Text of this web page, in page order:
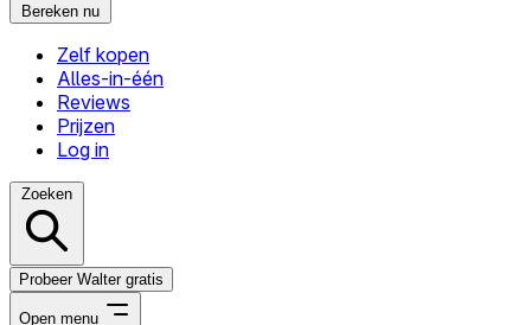
Bereken nu
Zelf kopen
Alles-in-één
Reviews
Prijzen
Log in
Zoeken
Probeer Walter gratis
Open menu